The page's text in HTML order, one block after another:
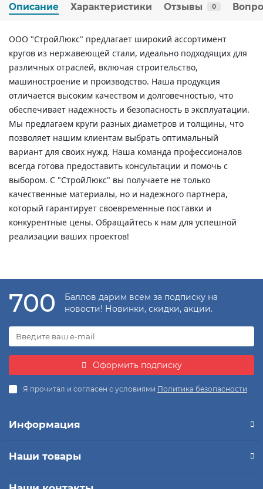
Описание Характеристики Отзывы 0
ООО "СтройЛюкс" предлагает широкий ассортимент
кругов из нержавеющей стали, идеально подходящих для
различных отраслей, включая строительство,
машиностроение и производство. Наша продукция
отличается высоким качеством и долговечностью, что
обеспечивает надежность и безопасность в эксплуатации.
Мы предлагаем круги разных диаметров и толщины, что
позволяет нашим клиентам выбрать оптимальный
вариант для своих нужд. Наша команда профессионалов
всегда готова предоставить консультации и помочь с
выбором. С "СтройЛюкс" вы получаете не только
качественные материалы, но и надежного партнера,
который гарантирует своевременные поставки и
конкурентные цены. Обращайтесь к нам для успешной
реализации ваших проектов!
700
Баллов дарим всем за подписку на
новости! Новинки, скидки, акции.
Оформить подписку
Я прочитал и согласен с условиями Политика безопасности
Информация
Наши товары